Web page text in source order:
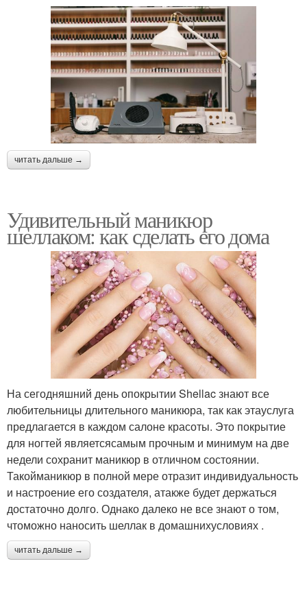
читать дальше →
Удивительный маникюр
шеллаком: как сделать его дома
На сегодняшний день опокрытии Shellac знают все
любительницы длительного маникюра, так как этауслуга
предлагается в каждом салоне красоты. Это покрытие
для ногтей являетсясамым прочным и минимум на две
недели сохранит маникюр в отличном состоянии.
Такойманикюр в полной мере отразит индивидуальность
и настроение его создателя, атакже будет держаться
достаточно долго. Однако далеко не все знают о том,
чтоможно наносить шеллак в домашнихусловиях .
читать дальше →